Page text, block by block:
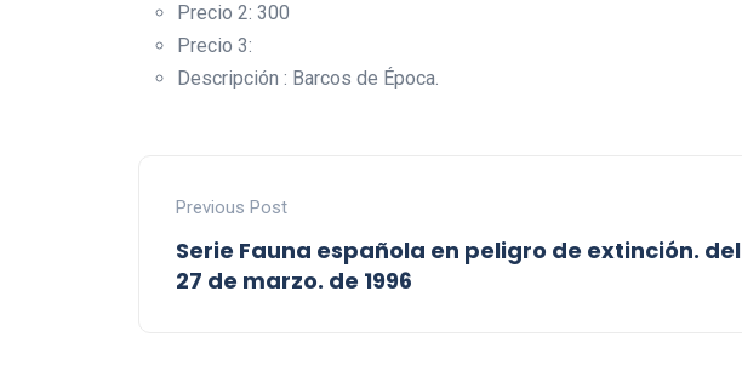
Precio 2: 300
Precio 3:
Descripción : Barcos de Época.
Previous Post
Serie Fauna española en peligro de extinción. del
27 de marzo. de 1996